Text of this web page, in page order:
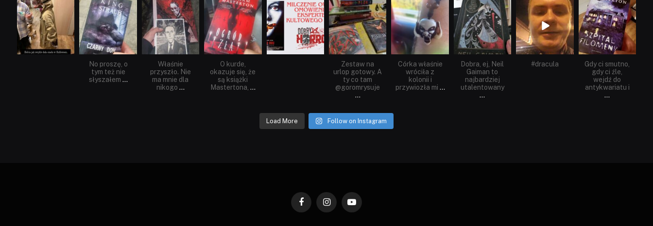
dobryhorror
Lis 1
dobryhorror
Wrz 23
No proszę, o
tym też nie
słyszałem ...
dobryhorror
Wrz 19
Właśnie
przyszło. Nie
ma mnie dla
nikogo ...
dobryhorror
Sie 23
O kurde,
okazuje się, że
są książki
Mastertona, ...
dobryhorror
Sie 19
dobryhorror
Lip 31
Zestaw na
urlop gotowy. A
ty co tam
@goromrysuje
...
dobryhorror
Lip 14
Córka właśnie
wróciła z
kolonii i
przywiozła mi ...
dobryhorror
Cze 16
Dobra, ej, Neil
Gaiman to
najbardziej
utalentowany
...
dobryhorror
Maj 25
#dracula
dobryhorror
Maj 22
Gdy ci smutno,
gdy ci źle,
wejdź do
antykwariatu i
...
Load More Follow on Instagram
FacebookInstagramYouTube